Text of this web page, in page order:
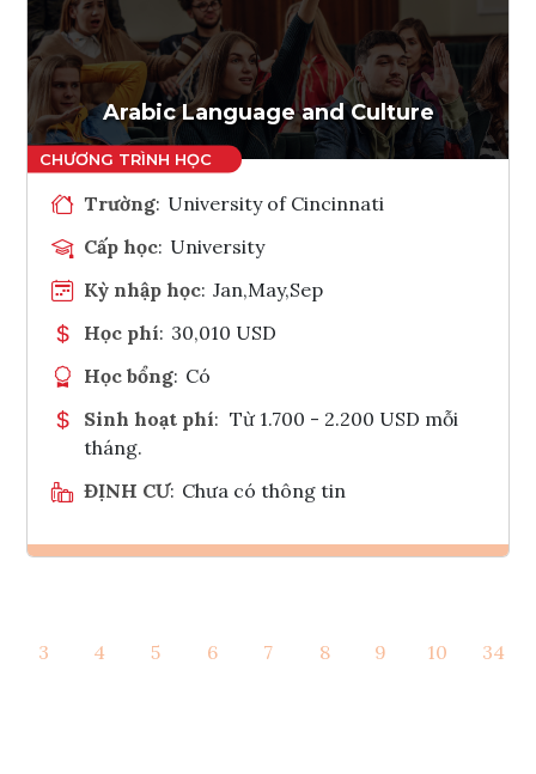
Ghi danh
Tham vấn Interlink
Arabic Language and Culture
Trường: University of Cincinnati
Cấp học: University
Kỳ nhập học: Jan,May,Sep
Học phí: 30,010 USD
Học bổng: Có
Sinh hoạt phí: Từ 1.700 - 2.200 USD mỗi
tháng.
ĐỊNH CƯ: Chưa có thông tin
Tham vấn Interlink
3 4 5 6 7 8 9 10 34